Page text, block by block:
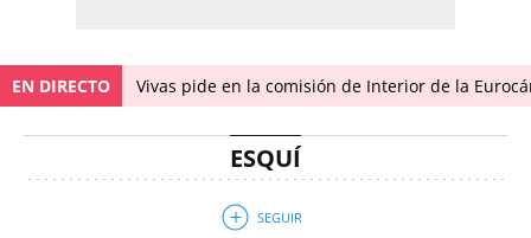
EN DIRECTO Vivas pide en la comisión de Interior de la
ESQUÍ